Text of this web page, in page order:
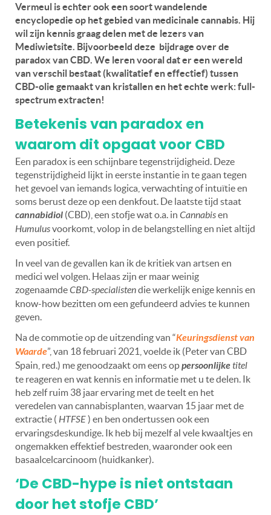
Vermeul is echter ook een soort wandelende
encyclopedie op het gebied van medicinale cannabis. Hij
wil zijn kennis graag delen met de lezers van
Mediwietsite. Bijvoorbeeld deze bijdrage over de
paradox van CBD. We leren vooral dat er een wereld
van verschil bestaat (kwalitatief en effectief) tussen
CBD-olie gemaakt van kristallen en het echte werk: full-
spectrum extracten!
Betekenisvan paradox en
waarom dit opgaat voor CBD
Een paradox is een schijnbare tegenstrijdigheid. Deze
tegenstrijdigheid lijkt in eerste instantie in te gaan tegen
het gevoel van iemands logica, verwachting of intuïtie en
soms berust deze op een denkfout. De laatste tijd staat
cannabidiol (CBD), een stofje wat o.a. in Cannabisen
Humulusvoorkomt, volop in de belangstelling en niet altijd
even positief.
In veel van de gevallen kan ik de kritiek van artsen en
medici wel volgen. Helaas zijn er maar weinig
zogenaamdeCBD-specialistendie werkelijk enige kennis en
know-how bezitten om een gefundeerd advies te kunnen
geven.
Na de commotie op de uitzending van “Keuringsdienst van
Waarde”, van 18 februari 2021, voelde ik (Peter van CBD
Spain, red.) me genoodzaakt om eens oppersoonlijketitel
te reageren en wat kennis en informatie met u te delen. Ik
heb zelf ruim 38 jaar ervaring met de teelt en het
veredelen van cannabisplanten, waarvan 15 jaar met de
extractie ( HTFSE) en ben ondertussen ook een
ervaringsdeskundige. Ik heb bij mezelf al vele kwaaltjes en
ongemakken effektief bestreden, waaronder ook een
basaalcelcarcinoom (huidkanker).
‘De CBD-hype is niet ontstaan
door het stofje CBD’